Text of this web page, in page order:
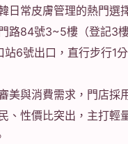
日常皮膚管理的熱門選
路84號3~5樓（登記3樓
6號出口，直行步行1
美與消費需求，門店採
、性價比突出，主打輕